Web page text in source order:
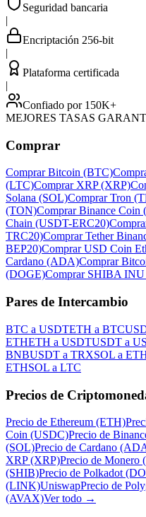
Seguridad bancaria
|
Encriptación 256-bit
|
Plataforma certificada
|
Confiado por 150K+
MEJORES TASAS
Comprar
Comprar Bitcoin (BTC)
(LTC)Comprar XRP (XRP)
Solana (SOL)Comprar Tron
(TON)Comprar Binance Coin
Chain (USDT-ERC20)
TRC20)Comprar Tether
BEP20)Comprar USD Coin
Cardano (ADA)Comprar
(DOGE)Comprar SHIBA
Pares de Intercambio
BTC a USDTETH a BTC
ETHETH a USDTUSDT a
BNBUSDT a TRXSOL a
ETHSOL a LTC
Precios de
Precio de Ethereum (ETH)
Coin (USDC)Precio de
(SOL)Precio de Cardano
XRP (XRP)Precio de Monero
(SHIB)Precio de Polkadot
(LINK)UniswapPrecio de
(AVAX)Ver todo →